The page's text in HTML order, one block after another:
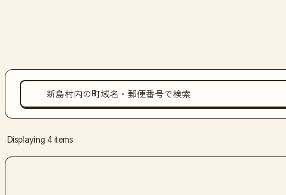
Displaying 4 items